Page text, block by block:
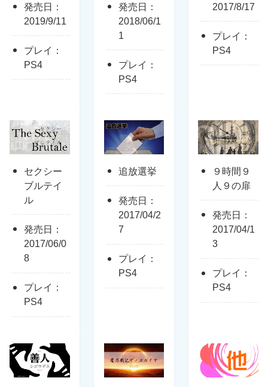
発売日：
2019/9/11
プレイ：
PS4
発売日：
2018/06/1
1
プレイ：
PS4
2017/8/17
プレイ：
PS4
セクシー
ブルテイ
ル
発売日：
2017/06/0
8
プレイ：
PS4
追放選挙
発売日：
2017/04/2
7
プレイ：
PS4
９時間９
人９の扉
発売日：
2017/04/1
3
プレイ：
PS4